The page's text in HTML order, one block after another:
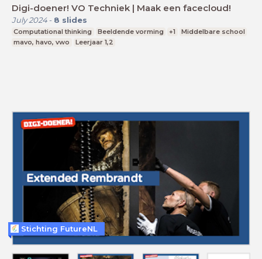
Digi-doener! VO Techniek | Maak een facecloud!
July 2024- 8 slides
Computational thinking Beeldende vorming +1
Middelbare school
mavo, havo, vwo
Leerjaar 1,2
Stichting FutureNL